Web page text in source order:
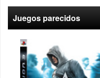
Juegos parecidos